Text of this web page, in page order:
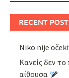
RECENT
Niko nije
Κανείς δεν
αίθουσα